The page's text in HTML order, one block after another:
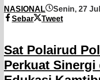
NASIONAL Senin, 27
Sebar
Tweet
Sat Polairud
Perkuat Sinergi